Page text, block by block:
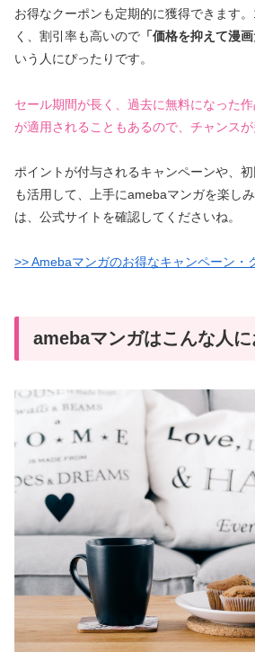
お得なクーポンも定期的に獲得できます
く、割引率も高いので 「価格を抑えて漫
いう人にぴったりです。
セール期間が長く、過去に無料になった
が適用されることもあるので、チャンスが
ポイントが付与されるキャンペーンや、
も活用して、上手にamebaマンガを楽し
は、公式サイトを確認してくださいね。
>> Amebaマンガのお得なキャンペーン・
amebaマンガはこんな人に